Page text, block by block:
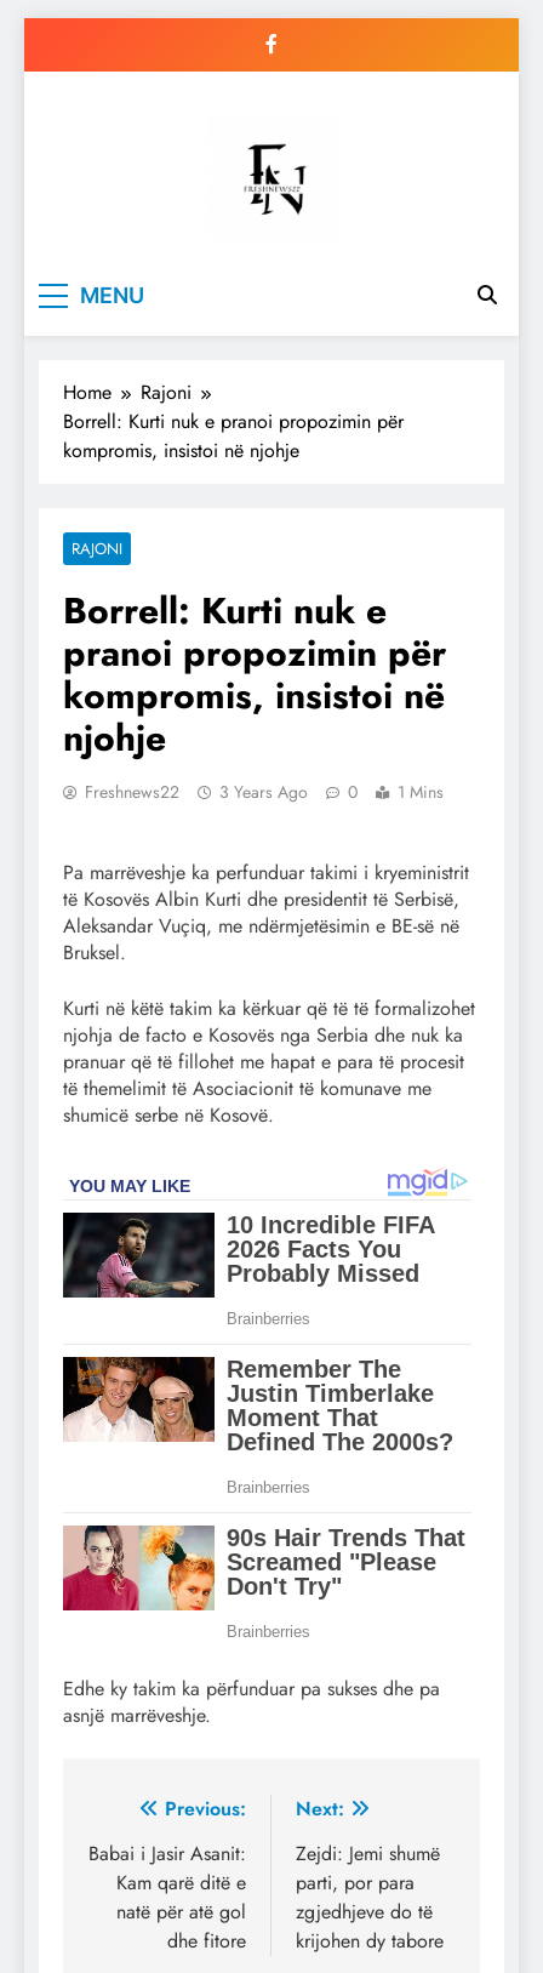
MENU
Home
Rajoni
Borrell: Kurti nuk e pranoi propozimin për
kompromis, insistoi në njohje
RAJONI
Borrell: Kurti nuk e
pranoi propozimin për
kompromis, insistoi në
njohje
Freshnews22 3 Years Ago 0 1 Mins
Pa marrëveshje ka perfunduar takimi i kryeministrit
të Kosovës Albin Kurti dhe presidentit të Serbisë,
Aleksandar Vuçiq, me ndërmjetësimin e BE-së në
Bruksel.
Kurti në këtë takim ka kërkuar që të të formalizohet
njohja de facto e Kosovës nga Serbia dhe nuk ka
pranuar që të fillohet me hapat e para të procesit
të themelimit të Asociacionit të komunave me
shumicë serbe në Kosovë.
Edhe ky takim ka përfunduar pa sukses dhe pa
asnjë marrëveshje.
Post
navigation
Previous:
Babai i Jasir Asanit:
Kam qarë ditë e
natë për atë gol
dhe fitore
Next:
Zejdi: Jemi shumë
parti, por para
zgjedhjeve do të
krijohen dy tabore